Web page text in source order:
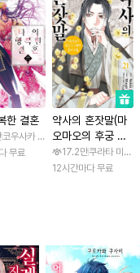
한 결혼
코우사카 리토 / 아기토기 아쿠미
무료
약사의 혼잣말(마
오마오의 후궁 수
수께끼 풀이수첩)
17.2만쿠라타 미노
12시간마다 무료